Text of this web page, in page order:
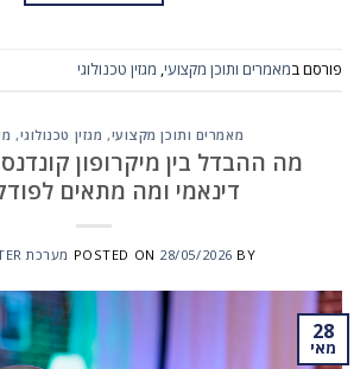
פורסם במאמרים ותוכן מקצועי, מגזין טכנולוגי
מאמרים ותוכן מקצועי, מגזין טכנולוגי,
מה ההבדל בין מיקרופון
דינאמי ומה מתאים
POSTED ON 28/05/2026 BY מערכת VIEW CENTER
28
מאי